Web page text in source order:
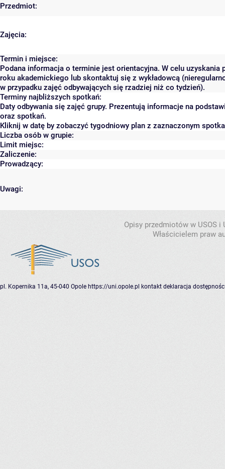
Przedmiot:
Zajęcia:
Termin i miejsce:
Podana informacja o terminie jest orientacyjna. W celu uzyskania
roku akademickiego lub skontaktuj się z wykładowcą
w przypadku zajęć odbywających się rzadziej niż co tydzień).
Terminy najbliższych spotkań:
Daty odbywania się zajęć grupy. Prezentują informacje na
oraz spotkań.
Kliknij w datę by zobaczyć tygodniowy plan z zaznaczonym
Liczba osób w grupie:
Limit miejsc:
Zaliczenie:
Prowadzący:
Uwagi:
Opisy przedmiotów w USOS
Właścicielem praw
pl. Kopernika 11a, 45-040 Opole https://uni.opole.pl kontakt deklaracja